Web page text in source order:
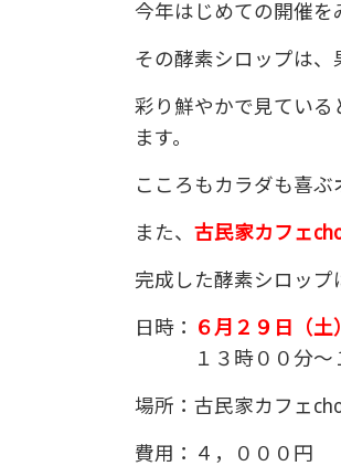
今年はじめての開催を
その酵素シロップは、
彩り鮮やかで見ている
ます。
こころもカラダも喜
また、 古民家カフェ
完成した酵素シロップ
日時： ６月２９日（土）
１３時００分～１
場所：古民家カフェ
費用：４，０００円